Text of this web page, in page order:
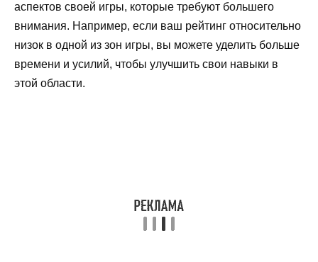
аспектов своей игры, которые требуют большего
внимания. Например, если ваш рейтинг относительно
низок в одной из зон игры, вы можете уделить больше
времени и усилий, чтобы улучшить свои навыки в
этой области.